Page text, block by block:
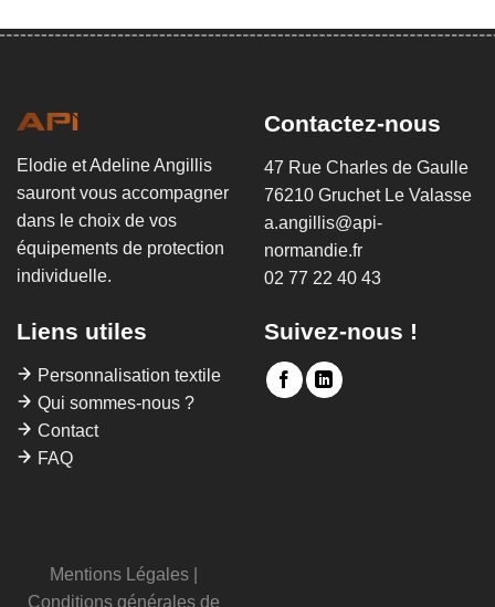
Elodie et Adeline Angillis
sauront vous accompagner
dans le choix de vos
équipements de protection
individuelle.
Contactez-nous
47 Rue Charles de Gaulle
76210 Gruchet Le Valasse
a.angillis@api-
normandie.fr
02 77 22 40 43
Liens utiles
Personnalisation textile
Qui sommes-nous ?
Contact
FAQ
Suivez-nous !
Mentions Légales
Conditions générales de